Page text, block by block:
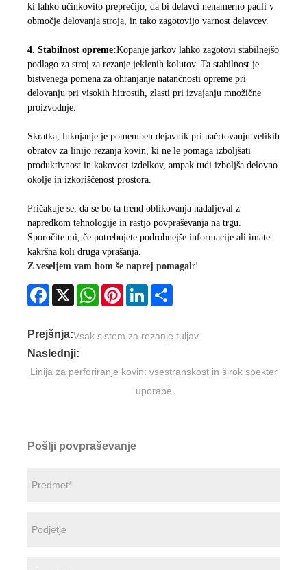
ki lahko učinkovito preprečijo, da bi delavci nenamerno padli v
območje delovanja stroja, in tako zagotovijo varnost delavcev.
4. Stabilnost opreme:Kopanje jarkov lahko zagotovi stabilnejšo
podlago za stroj za rezanje jeklenih kolutov. Ta stabilnost je
bistvenega pomena za ohranjanje natančnosti opreme pri
delovanju pri visokih hitrostih, zlasti pri izvajanju množične
proizvodnje.
Skratka, luknjanje je pomemben dejavnik pri načrtovanju velikih
obratov za linijo rezanja kovin, ki ne le pomaga izboljšati
produktivnost in kakovost izdelkov, ampak tudi izboljša delovno
okolje in izkoriščenost prostora.
Pričakuje se, da se bo ta trend oblikovanja nadaljeval z
napredkom tehnologije in rastjo povpraševanja na trgu.
Sporočite mi, če potrebujete podrobnejše informacije ali imate
kakršna koli druga vprašanja.
Z veseljem vam bom še naprej pomagalr!
Facebook
X WhatsAppPinterestLinkedIn
Prejšnja:Vsak sistem za rezanje tuljav
Naslednji:
Linija za perforiranje kovin: vsestranskost in širok spekter
uporabe
Pošlji povpraševanje